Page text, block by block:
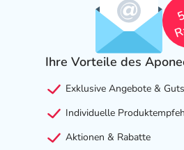
- Anfälle von Atemnot
- Anstieg der Nierenwerte
- Anstieg der Leberwerte
- Allgemeine Schwäche
- Nesselausschlag (Urtikaria)
Ihre Vorteile des
Exklusive Angebote &
Individuelle
Aktionen & Rabatte